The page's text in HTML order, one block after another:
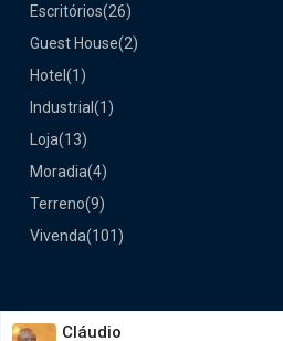
Escritórios(26)
Guest House(2)
Hotel (1)
Industrial (1)
Loja(13)
Moradia(4)
Terreno(9)
Vivenda(101)
© 2021 —Gera Imobiliario, Design
Cláudio